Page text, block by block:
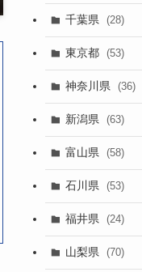
千葉県 (28)
東京都 (53)
神奈川県 (36)
新潟県 (63)
富山県 (58)
石川県 (53)
福井県 (24)
山梨県 (70)